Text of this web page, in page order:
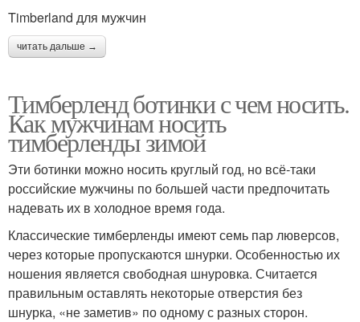
Timberland для мужчин
читать дальше →
Тимберленд ботинки с чем носить.
Как мужчинам носить
тимберленды зимой
Эти ботинки можно носить круглый год, но всё-таки
российские мужчины по большей части предпочитать
надевать их в холодное время года.
Классические тимберленды имеют семь пар люверсов,
через которые пропускаются шнурки. Особенностью их
ношения является свободная шнуровка. Считается
правильным оставлять некоторые отверстия без
шнурка, «не заметив» по одному с разных сторон.